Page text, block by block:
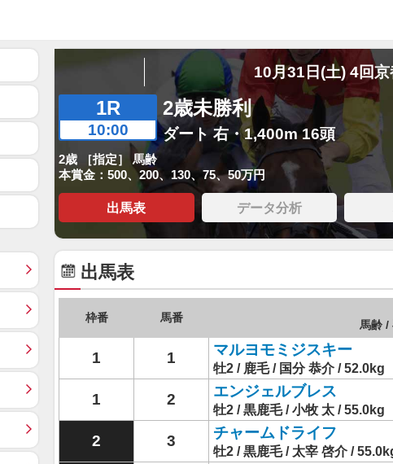
10月31日(土) 4回
1R
10:00
2歳未勝利
ダート 右・1,400m 16頭
2歳 ［指定］ 馬齢
本賞金：500、200、130、75、50万円
出馬表 データ分析
出馬表
枠番 馬番
馬齢 /
1 1 マルヨモミジスキー
牡2 / 鹿毛 / 国分 恭介 / 52.0kg
1 2 エンジェルブレス
牡2 / 黒鹿毛 / 小牧 太 / 55.0kg
2 3 チャームドライフ
牡2 / 黒鹿毛 / 太宰 啓介 /